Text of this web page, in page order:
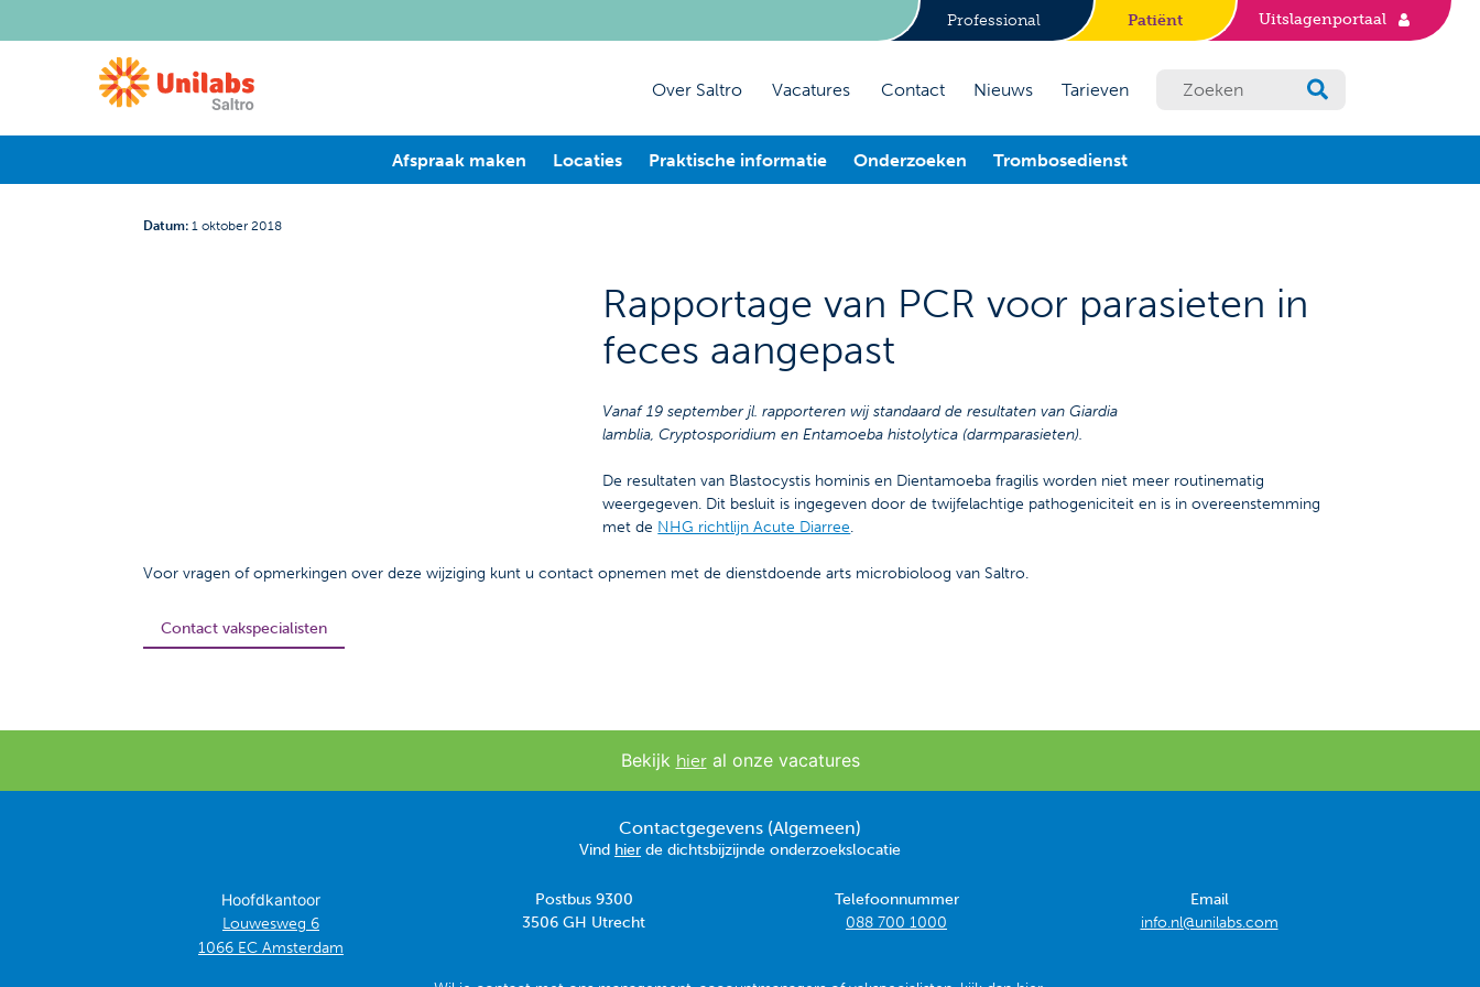
Professional Patiënt Uitslagenportaal
Over Saltro Vacatures Contact Nieuws Tarieven
Afspraak maken Locaties Praktische informatie Onderzoeken Trombosedienst
Datum: 1 oktober 2018
Rapportage van PCR voor parasieten in
feces aangepast
Vanaf 19 september jl. rapporteren wij standaard de resultaten van Giardia
lamblia, Cryptosporidium en Entamoeba histolytica (darmparasieten).
De resultaten van Blastocystis hominis en Dientamoeba fragilis worden niet meer routinematig
weergegeven. Dit besluit is ingegeven door de twijfelachtige pathogeniciteit en is in overeenstemming
met de NHG richtlijn Acute Diarree.
Voor vragen of opmerkingen over deze wijziging kunt u contact opnemen met de dienstdoende arts microbioloog van Saltro.
Contact vakspecialisten
Bekijk hieral onze vacatures
Contactgegevens (Algemeen)
Vind hier de dichtsbijzijnde onderzoekslocatie
Hoofdkantoor
Louwesweg 6
1066 EC Amsterdam
Postbus 9300
3506 GH Utrecht
Telefoonnummer
088 700 1000
Email
info.nl@unilabs.com